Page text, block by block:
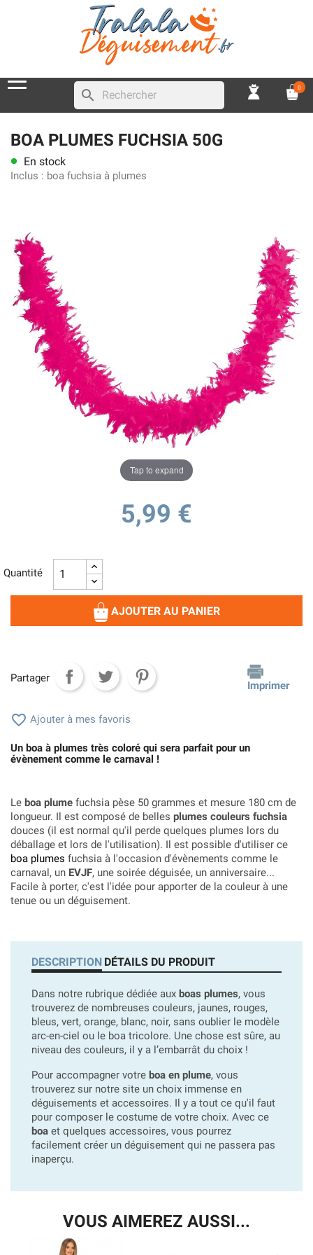
search 0
BOA PLUMES FUCHSIA 50G
lens En stock
Inclus : boa fuchsia à plumes
Tap to expand
5,99 €
Quantité
AJOUTER AU PANIER
Partager
Imprimer
 Ajouter à mes favoris
Un boa à plumes très coloré qui sera parfait pour un
évènement comme le carnaval !
Le boa plume fuchsia pèse 50 grammes et mesure 180 cm de
longueur. Il est composé de belles plumes couleurs fuchsia
douces (il est normal qu'il perde quelques plumes lors du
déballage et lors de l'utilisation). Il est possible d'utiliser ce
boa plumes fuchsia à l'occasion d'évènements comme le
carnaval, un EVJF, une soirée déguisée, un anniversaire...
Facile à porter, c'est l'idée pour apporter de la couleur à une
tenue ou un déguisement.
DESCRIPTION DÉTAILS DU PRODUIT
Dans notre rubrique dédiée aux boas plumes, vous
trouverez de nombreuses couleurs, jaunes, rouges,
bleus, vert, orange, blanc, noir, sans oublier le modèle
arc-en-ciel ou le boa tricolore. Une chose est sûre, au
niveau des couleurs, il y a l’embarrât du choix !
Pour accompagner votre boa en plume, vous
trouverez sur notre site un choix immense en
déguisements et accessoires. Il y a tout ce qu'il faut
pour composer le costume de votre choix. Avec ce
boa et quelques accessoires, vous pourrez
facilement créer un déguisement qui ne passera pas
inaperçu.
VOUS AIMEREZ AUSSI...